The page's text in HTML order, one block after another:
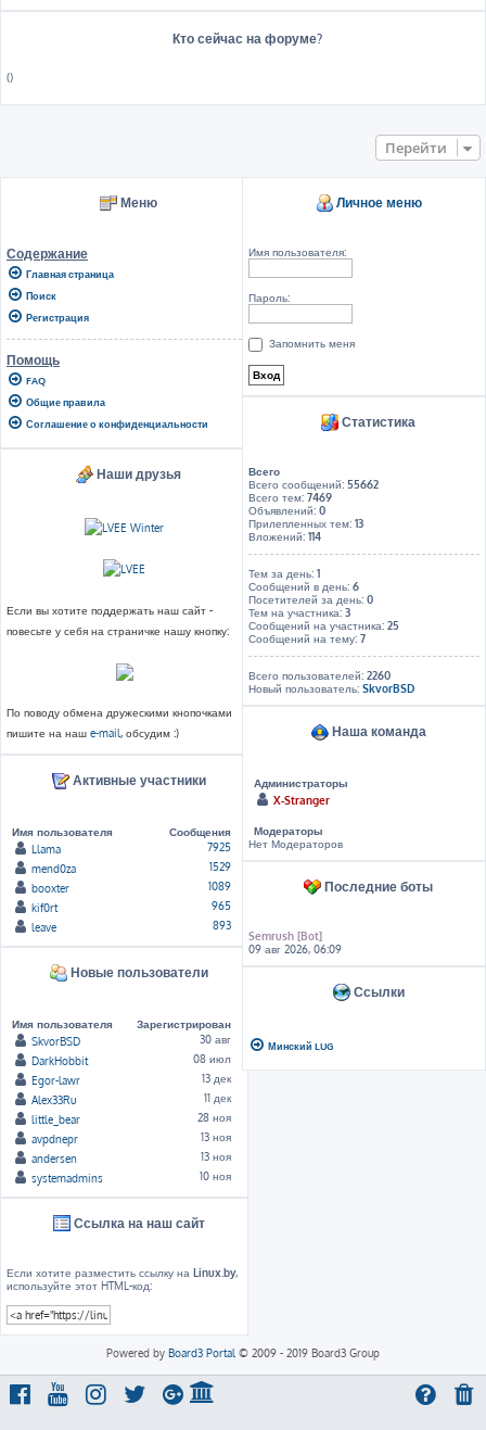
Кто сейчас на форуме?
()
Перейти
Меню
Содержание
Главная страница
Поиск
Регистрация
Помощь
FAQ
Общие правила
Соглашение о конфиденциальности
Наши друзья
Если вы хотите поддержать наш сайт -
повесьте у себя на страничке нашу кнопку:
По поводу обмена дружескими кнопочками
пишите на наш e-mail, обсудим :)
Активные участники
Имя пользователя
Сообщения
Llama
7925
mend0za
1529
booxter
1089
kif0rt
965
leave
893
Новые пользователи
Имя пользователя
Зарегистрирован
SkvorBSD
30 авг
DarkHobbit
08 июл
Egor-lawr
13 дек
Alex33Ru
11 дек
little_bear
28 ноя
avpdnepr
13 ноя
andersen
13 ноя
systemadmins
10 ноя
Ссылка на наш сайт
Если хотите разместить ссылку на Linux.by,
используйте этот HTML-код:
Личное меню
Имя пользователя:
Пароль:
Запомнить меня
Статистика
Всего
Всего сообщений:55662
Всего тем:7469
Объявлений:0
Прилепленных тем:13
Вложений:114
Тем за день:1
Сообщений в день:6
Посетителей за день:0
Тем на участника:3
Сообщений на участника:25
Сообщений на тему:7
Всего пользователей:2260
Новый пользователь:SkvorBSD
Наша команда
Администраторы
X-Stranger
Модераторы
Нет Модераторов
Последние боты
Semrush [Bot]
09 авг 2026, 06:09
Ссылки
Минский LUG
Powered by Board3 Portal © 2009 - 2019 Board3 Group